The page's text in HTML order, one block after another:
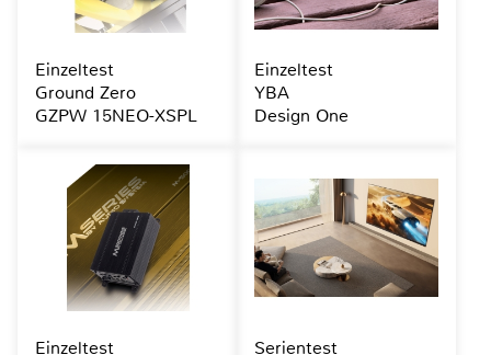
Einzeltest
Ground Zero
GZPW 15NEO-XSPL
Einzeltest
YBA
Design One
Einzeltest Serientest